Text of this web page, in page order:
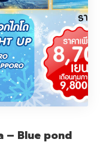
– Blue pond